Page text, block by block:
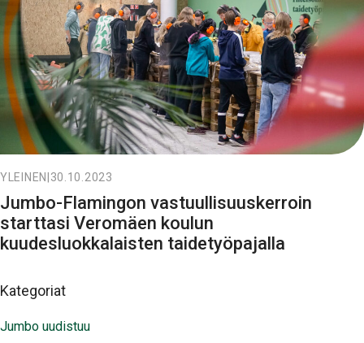
YLEINEN 30.10.2023
Jumbo-Flamingon vastuullisuuskerroin
starttasi Veromäen koulun
kuudesluokkalaisten taidetyöpajalla
Kategoriat
Jumbo uudistuu